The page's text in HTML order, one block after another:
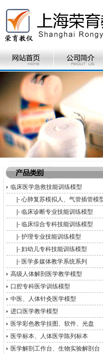
临床医学急救技能训练模型
|- 心肺复苏模拟人、气管插管模
|- 临床诊断专业技能训练模型
|- 临床综合专科技能训练模型
|- 护理专业技能训练模型
|- 妇幼儿专科技能训练模型
|- 医学多媒体教学系统系列
高级人体解剖医学教学模型
口腔专科医学训练模型
中医、人体针灸医学模型
进口医学教学模型
医学彩色教学挂图、软件、光盘
医学标本、人体医学陈列标本
医学解剖工作台、生物实验解剖台